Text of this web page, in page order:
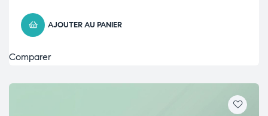
AJOUTER AU PANIER
Comparer